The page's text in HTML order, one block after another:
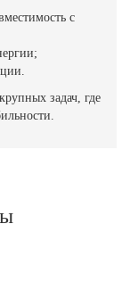
с
задач, где